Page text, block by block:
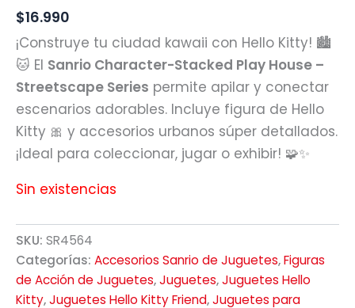
$16.990
¡Construye tu ciudad kawaii con Hello Kitty! 🏙️
🐱 El Sanrio Character-Stacked Play House –
Streetscape Series permite apilar y conectar
escenarios adorables. Incluye figura de Hello
Kitty 🎀 y accesorios urbanos súper detallados.
¡Ideal para coleccionar, jugar o exhibir! 🧩✨
Sin existencias
SKU: SR4564
Categorías: Accesorios Sanrio de Juguetes,Figuras
de Acción de Juguetes,Juguetes,Juguetes Hello
Kitty,Juguetes Hello Kitty Friend,Juguetes para